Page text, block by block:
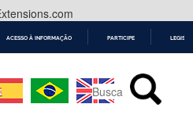
CONTEÚDO
ACESSO À INFORMAÇÃO PARTICIPE